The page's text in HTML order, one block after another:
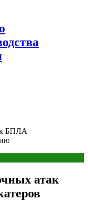
БПЛА
атак